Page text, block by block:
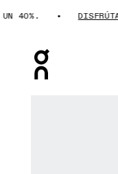
DISFRÚTALO.